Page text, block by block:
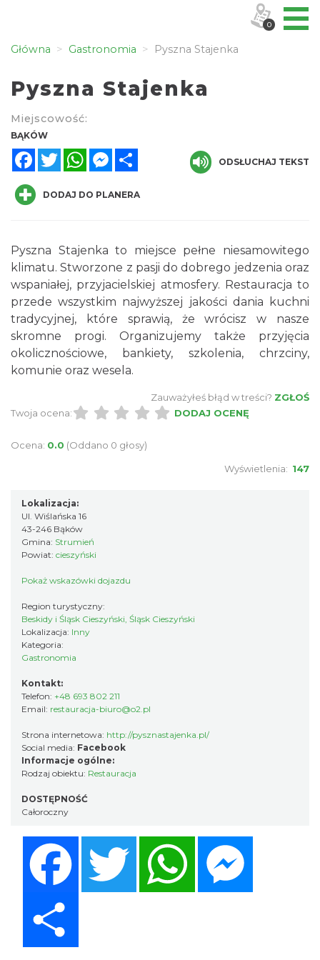
Główna Gastronomia Pyszna Stajenka
Pyszna Stajenka
Miejscowość:
BĄKÓW
FacebookTwitterWhatsAppMessenger
ODSŁUCHAJ TEKST
DODAJ DO PLANERA
Pyszna Stajenka to miejsce pełne niesamowitego
klimatu. Stworzone z pasji do dobrego jedzenia oraz
wspaniałej, przyjacielskiej atmosfery. Restauracja to
przede wszystkim najwyższej jakości dania kuchni
tradycyjnej, które sprawią, że wrócisz w nasze
skromne progi. Organizujemy także przyjęcia
okolicznościowe, bankiety, szkolenia, chrzciny,
komunie oraz wesela.
Zauważyłeś błąd w treści? ZGŁOŚ
Twoja ocena:
DODAJ OCENĘ
Ocena: 0.0 (Oddano 0 głosy)
Wyświetlenia: 147
Lokalizacja:
Ul. Wiślańska 16
43-246 Bąków
Gmina: Strumień
Powiat: cieszyński
Pokaż wskazówki dojazdu
Region turystyczny:
Beskidy i Śląsk Cieszyński, Śląsk Cieszyński
Lokalizacja: Inny
Kategoria:
Gastronomia
Kontakt:
Telefon: +48 693 802 211
Email: restauracja-biuro@o2.pl
Strona internetowa: http://pysznastajenka.pl/
Social media: Facebook
Informacje ogólne:
Rodzaj obiektu: Restauracja
DOSTĘPNOŚĆ
Całoroczny
Twitter WhatsApp
0